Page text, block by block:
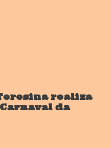
realiza
da